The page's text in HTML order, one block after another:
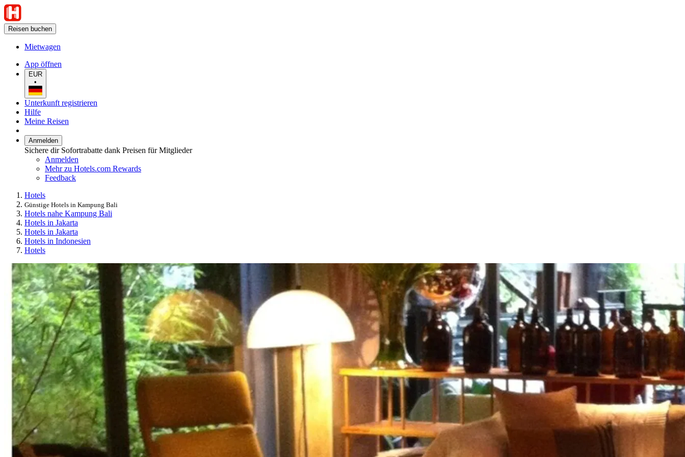
Reisen buchen
Mietwagen
App öffnen
EUR
•
Unterkunft registrieren
Hilfe
Meine Reisen
Anmelden
Sichere dir Sofortrabatte dank Preisen für Mitglieder
Anmelden
Mehr zu Hotels.com Rewards
Feedback
Hotels
Günstige Hotels in Kampung Bali
Hotels nahe Kampung Bali
Hotels in Jakarta
Hotels in Jakarta
Hotels in Indonesien
Hotels